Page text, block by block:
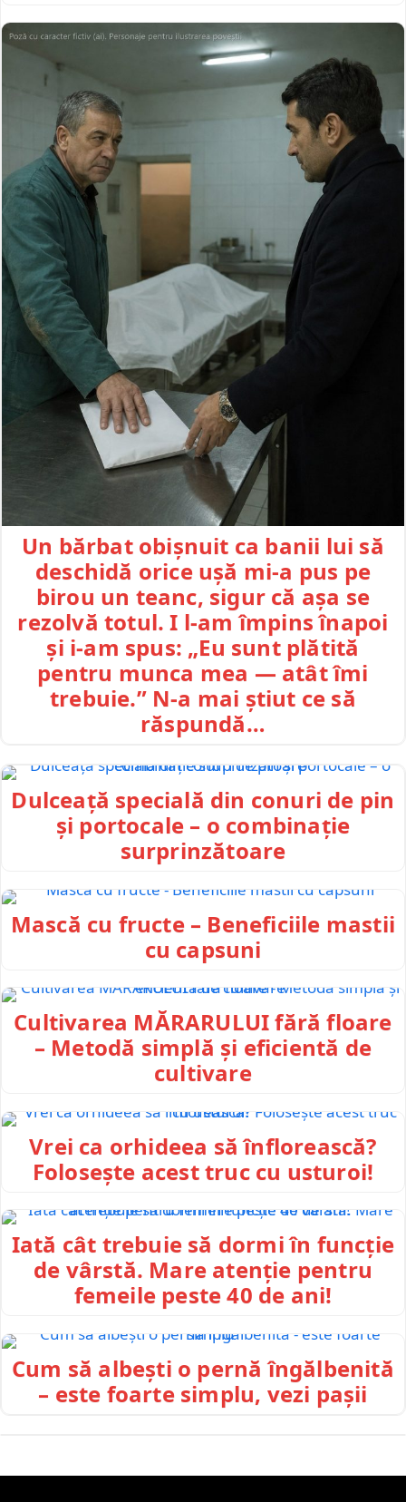
Un bărbat obișnuit ca banii lui să
deschidă orice ușă mi-a pus pe
birou un teanc, sigur că așa se
rezolvă totul. I l-am împins înapoi
și i-am spus: „Eu sunt plătită
pentru munca mea — atât îmi
trebuie.” N-a mai știut ce să
răspundă…
Dulceață specială din conuri de pin
și portocale – o combinație
surprinzătoare
Mască cu fructe – Beneficiile mastii
cu capsuni
Cultivarea MĂRARULUI fără floare
– Metodă simplă și eficientă de
cultivare
Vrei ca orhideea să înflorească?
Folosește acest truc cu usturoi!
Iată cât trebuie să dormi în funcție
de vârstă. Mare atenție pentru
femeile peste 40 de ani!
Cum să albești o pernă îngălbenită
– este foarte simplu, vezi pașii